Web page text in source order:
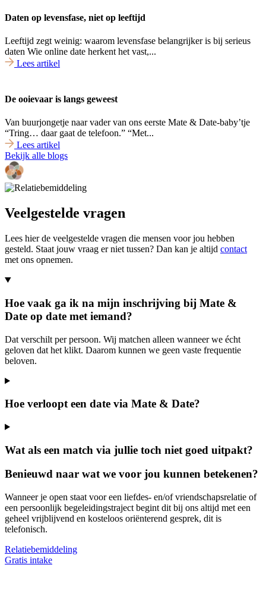
Daten op levensfase, niet op leeftijd
Leeftijd zegt weinig: waarom levensfase belangrijker is bij serieus
daten Wie online date herkent het vast,...
Lees artikel
De ooievaar is langs geweest
Van buurjongetje naar vader van ons eerste Mate & Date-baby’tje
“Tring… daar gaat de telefoon.” “Met...
Lees artikel
Bekijk alle blogs
Veelgestelde vragen
Lees hier de veelgestelde vragen die mensen voor jou hebben
gesteld. Staat jouw vraag er niet tussen? Dan kan je altijd contact
met ons opnemen.
Hoe vaak ga ik na mijn inschrijving bij Mate &
Date op date met iemand?
Dat verschilt per persoon. Wij matchen alleen wanneer we écht
geloven dat het klikt. Daarom kunnen we geen vaste frequentie
beloven.
Hoe verloopt een date via Mate & Date?
Wat als een match via jullie toch niet goed uitpakt?
Benieuwd naar wat we voor jou kunnen betekenen?
Wanneer je open staat voor een liefdes- en/of vriendschapsrelatie of
een persoonlijk begeleidingstraject begint dit bij ons altijd met een
geheel vrijblijvend en kosteloos oriënterend gesprek, dit is
telefonisch.
Relatiebemiddeling
Gratis intake